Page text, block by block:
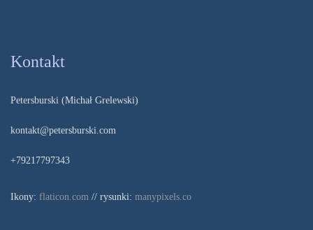
Kontakt
Petersburski (Michał Grelewski)
kontakt@petersburski.com
+79217797343
Ikony: flaticon.com // rysunki: manypixels.co